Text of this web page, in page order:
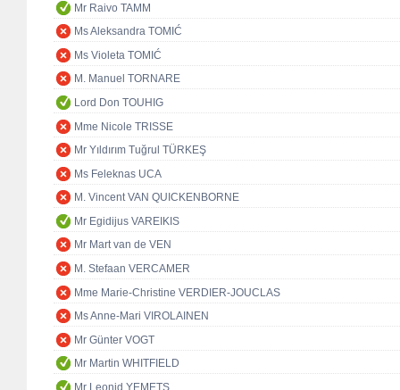
Mr Raivo TAMM
Ms Aleksandra TOMIĆ
Ms Violeta TOMIĆ
M. Manuel TORNARE
Lord Don TOUHIG
Mme Nicole TRISSE
Mr Yıldırım Tuğrul TÜRKEŞ
Ms Feleknas UCA
M. Vincent VAN QUICKENBORNE
Mr Egidijus VAREIKIS
Mr Mart van de VEN
M. Stefaan VERCAMER
Mme Marie-Christine VERDIER-JOUCLAS
Ms Anne-Mari VIROLAINEN
Mr Günter VOGT
Mr Martin WHITFIELD
Mr Leonid YEMETS